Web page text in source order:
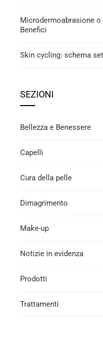
Microdermoabrasione
Benefici
Skin cycling: schema
SEZIONI
Bellezza e Benessere
Capelli
Cura della pelle
Dimagrimento
Make-up
Notizie in evidenza
Prodotti
Trattamenti